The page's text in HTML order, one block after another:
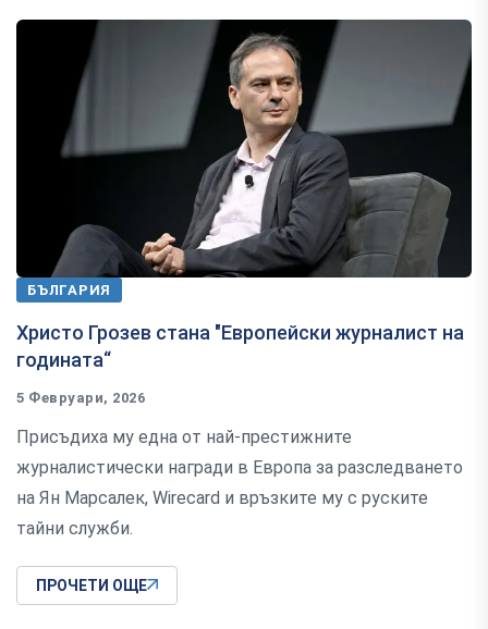
БЪЛГАРИЯ
Христо Грозев стана "Европейски журналист на
годината“
5 Февруари, 2026
Присъдиха му една от най-престижните
журналистически награди в Европа за разследването
на Ян Марсалек, Wirecard и връзките му с руските
тайни служби.
ПРОЧЕТИ ОЩЕ